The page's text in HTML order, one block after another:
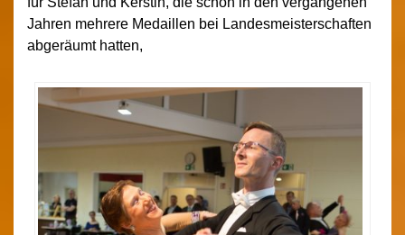
Jahren mehrere Medaillen bei Landesmeisterschaften
abgeräumt hatten,